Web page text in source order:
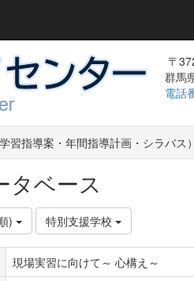
〒
群馬
電話
習指導案・年間指導計画・シラバス）
タベース
) 特別支援学校
現場実習に向けて～ 心構え～